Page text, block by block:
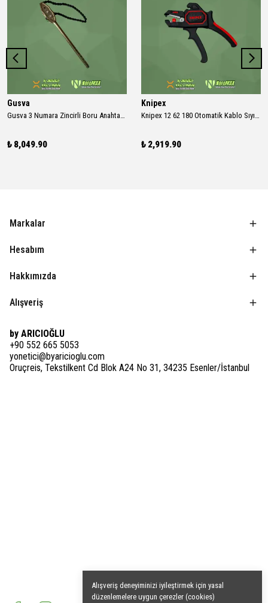
Alışveriş deneyiminizi iyileştirmek için yasal
düzenlemelere uygun çerezler (cookies)
Gusva
Gusva 3 Numara Zincirli Boru Anahtarı ( 200mm )
₺ 8,049.90
Knipex
Knipex 12 62 180 Otomatik Kablo Sıyırma Pensesi (0.2 - 6.0 mm² Kesicili)
₺ 2,919.90
Markalar
Hesabım
Hakkımızda
Alışveriş
by ARICIOĞLU
+90 552 665 5053
yonetici@byaricioglu.com
Oruçreis, Tekstilkent Cd Blok A24 No 31, 34235 Esenler/İstanbul